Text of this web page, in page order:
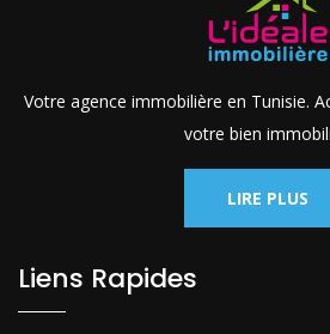
Votre agence immobilière en Tunisie.
votre bien
LIRE PLUS
Liens Rapides